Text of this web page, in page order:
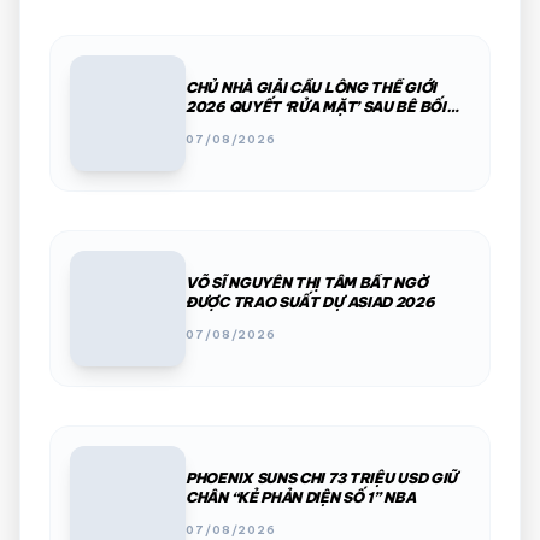
CHỦ NHÀ GIẢI CẦU LÔNG THẾ GIỚI
2026 QUYẾT ‘RỬA MẶT’ SAU BÊ BỐI
07/08/2026
VÕ SĨ NGUYỄN THỊ TÂM BẤT NGỜ
ĐƯỢC TRAO SUẤT DỰ ASIAD 2026
07/08/2026
PHOENIX SUNS CHI 73 TRIỆU USD GIỮ
CHÂN “KẺ PHẢN DIỆN SỐ 1” NBA
07/08/2026